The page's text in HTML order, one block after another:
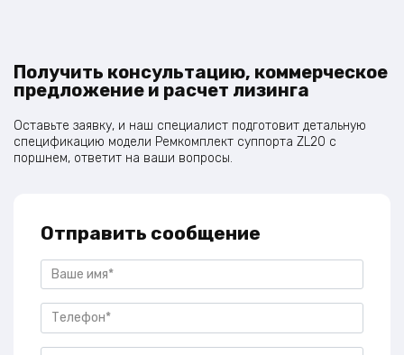
Получить консультацию, коммерческое
предложение и расчет лизинга
Оставьте заявку, и наш специалист подготовит детальную
спецификацию модели Ремкомплект суппорта ZL20 с
поршнем, ответит на ваши вопросы.
Отправить сообщение